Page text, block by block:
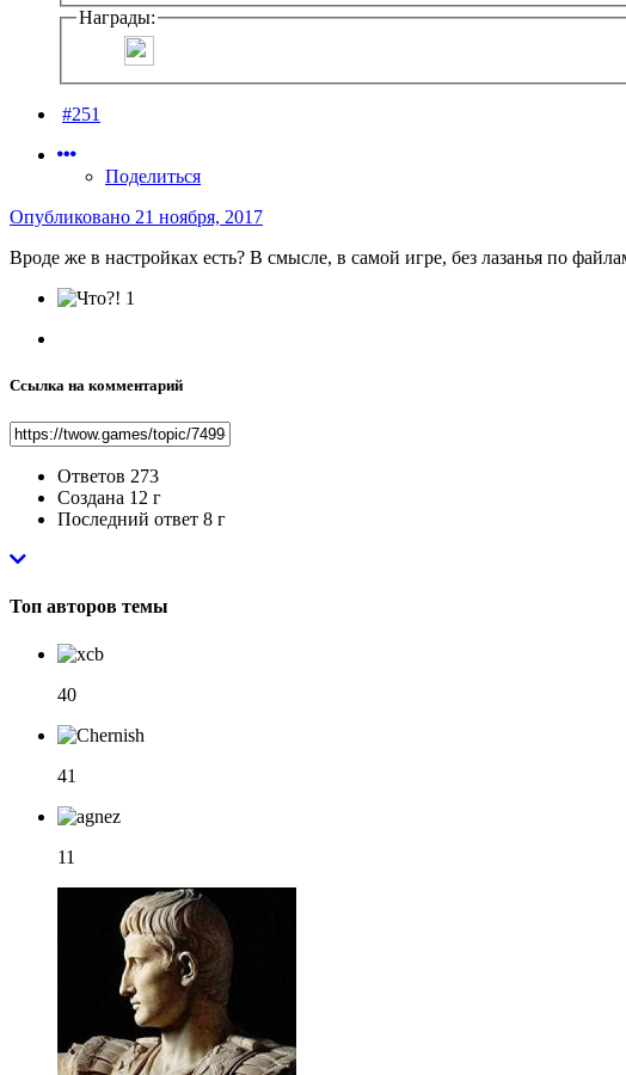
Награды:
#251
Поделиться
Опубликовано 21 ноября, 2017
Вроде же в настройках есть? В смысле, в самой игре, без лазанья по
1
Ссылка на комментарий
Ответов 273
Создана 12 г
Последний ответ 8 г
Топ авторов темы
40
41
11